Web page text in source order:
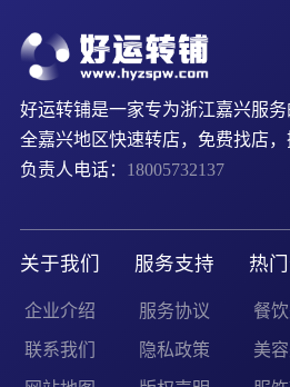
好运转铺是一家专为浙江嘉兴服
全嘉兴地区快速转店，免费找店，
负责人电话： 18005732137
关于我们
企业介绍
联系我们
服务支持
服务协议
隐私政策
热
餐
美